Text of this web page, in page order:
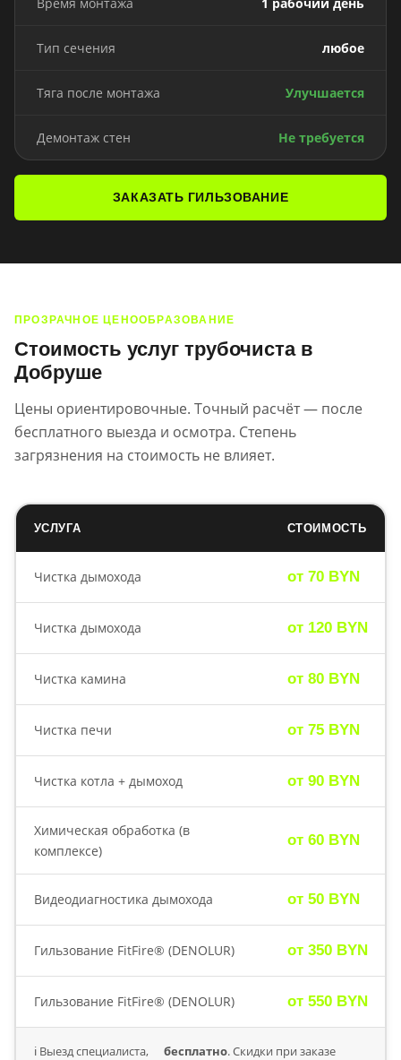
Тип сечения любое
Тяга после монтажа Улучшается
Демонтаж стен Не требуется
ЗАКАЗАТЬ ГИЛЬЗОВАНИЕ
ПРОЗРАЧНОЕ ЦЕНООБРАЗОВАНИЕ
Стоимость услуг трубочиста в
Добруше
Цены ориентировочные. Точный расчёт — после
бесплатного выезда и осмотра. Степень
загрязнения на стоимость не влияет.
УСЛУГА СТОИМОСТЬ
Чистка дымохода от 70 BYN
Чистка дымохода от 120 BYN
Чистка камина от 80 BYN
Чистка печи от 75 BYN
Чистка котла + дымоход от 90 BYN
Химическая обработка (в
комплексе)
от 60 BYN
Видеодиагностика дымохода от 50 BYN
Гильзование FitFire® (DENOLUR) от 350 BYN
Гильзование FitFire® (DENOLUR) от 550 BYN
ℹ️ Выезд специалиста,
бесплатно. Скидки при заказе